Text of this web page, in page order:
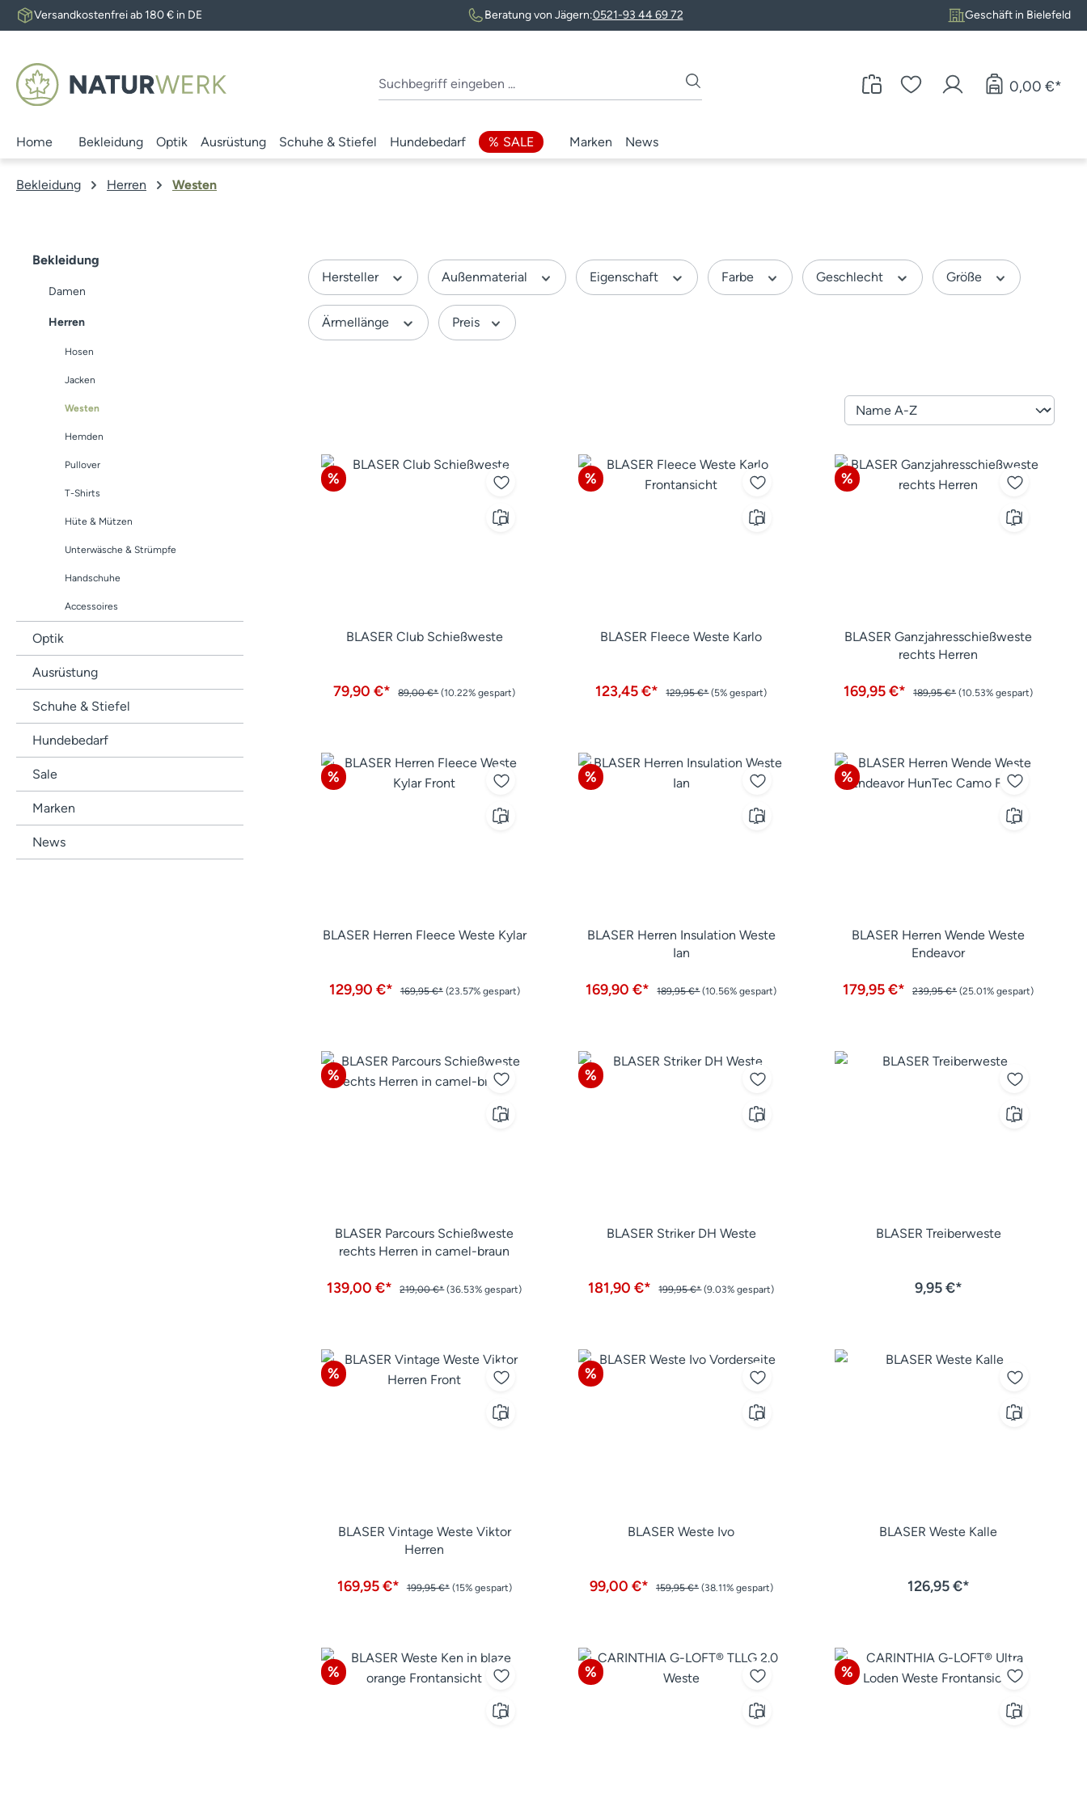
Hauptinhalt springen
Zur Suche springen
Zur Hauptnavigation springen
Versandkostenfrei ab 180 € in DE Beratung von Jägern:0521-93 44 69 72 Geschäft in Bielefeld
0,00 €*
Home Bekleidung Optik Ausrüstung Schuhe & Stiefel Hundebedarf SALE Marken News
Bekleidung Herren Westen
Bekleidung
Damen
Herren
Hosen
Jacken
Westen
Hemden
Pullover
T-Shirts
Hüte & Mützen
Unterwäsche & Strümpfe
Handschuhe
Accessoires
Optik
Ausrüstung
Schuhe & Stiefel
Hundebedarf
Sale
Marken
News
Hersteller Außenmaterial Eigenschaft Farbe Geschlecht Größe
Ärmellänge Preis
Rabatt
%
BLASER Club Schießweste
79,90 €* 89,00 €* (10.22% gespart)
Rabatt
%
BLASER Fleece Weste Karlo
123,45 €* 129,95 €* (5% gespart)
Rabatt
%
BLASER Ganzjahresschießweste
rechts Herren
169,95 €* 189,95 €* (10.53% gespart)
Rabatt
%
BLASER Herren Fleece Weste Kylar
129,90 €* 169,95 €* (23.57% gespart)
Rabatt
%
BLASER Herren Insulation Weste
Ian
169,90 €* 189,95 €* (10.56% gespart)
Rabatt
%
BLASER Herren Wende Weste
Endeavor
179,95 €* 239,95 €* (25.01% gespart)
Rabatt
%
BLASER Parcours Schießweste
rechts Herren in camel-braun
139,00 €* 219,00 €* (36.53% gespart)
Rabatt
%
BLASER Striker DH Weste
181,90 €* 199,95 €* (9.03% gespart)
BLASER Treiberweste
9,95 €*
Rabatt
%
BLASER Vintage Weste Viktor
Herren
169,95 €* 199,95 €* (15% gespart)
Rabatt
%
BLASER Weste Ivo
99,00 €* 159,95 €* (38.11% gespart)
BLASER Weste Kalle
126,95 €*
Rabatt
% Rabatt
% Rabatt
%